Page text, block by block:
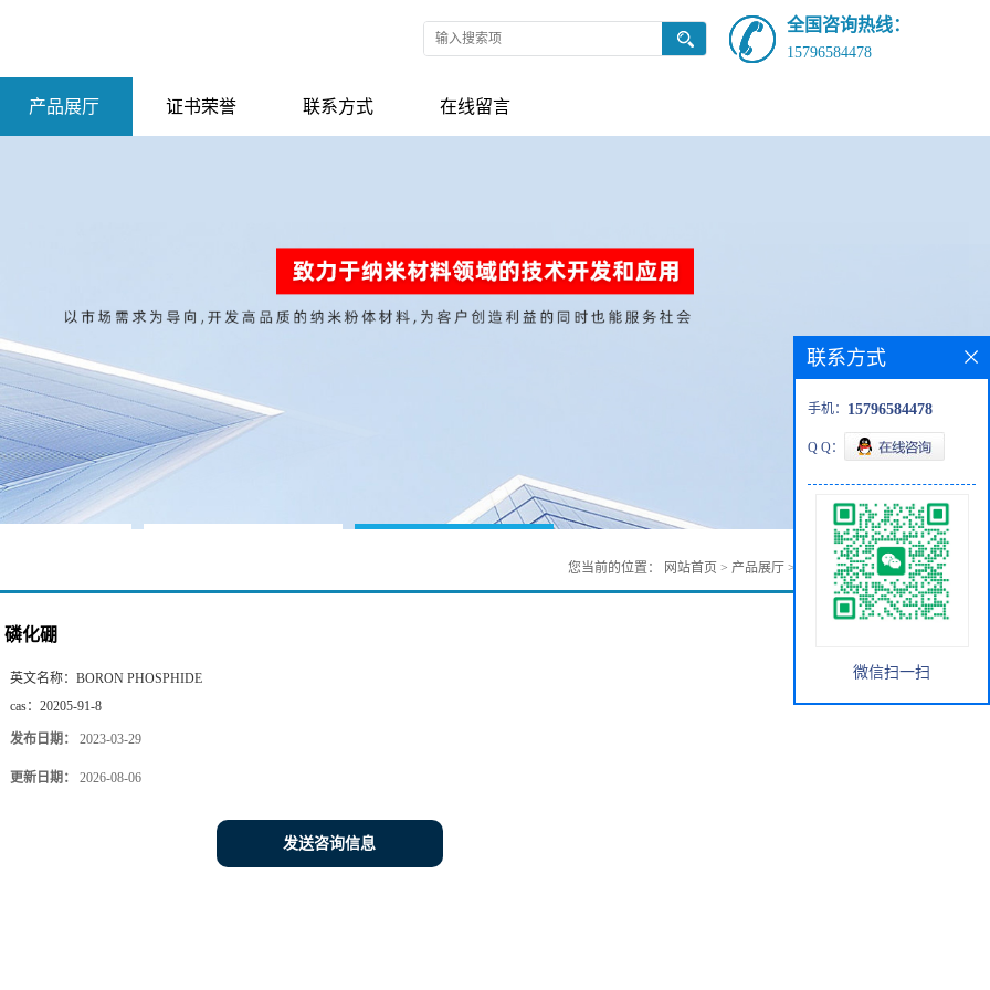
全国咨询热线：
15796584478
产品展厅 证书荣誉 联系方式 在线留言
您当前的位置： 网站首页 > 产品展厅 > 无机化工>磷化硼
磷化硼
英文名称： BORON PHOSPHIDE
cas： 20205-91-8
发布日期： 2023-03-29
更新日期： 2026-08-06
发送咨询信息
联系方式
手机： 15796584478
Q Q：
微信扫一扫